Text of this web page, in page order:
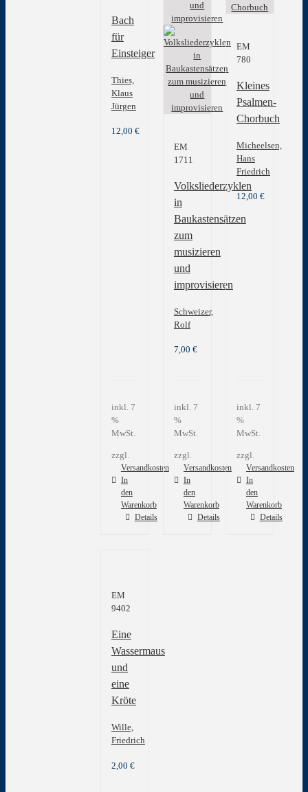
Bach
für
Einsteiger
Thies,
Klaus
Jürgen
12,00 €
inkl. 7
%
MwSt.
zzgl.
Versandkosten
In
den
Warenkorb
Details
EM
1711
Volksliederzyklen
in
Baukastensätzen
zum
musizieren
und
improvisieren
Schweizer,
Rolf
7,00 €
inkl. 7
%
MwSt.
zzgl.
Versandkosten
In
den
Warenkorb
Details
EM
780
Kleines
Psalmen-
Chorbuch
Micheelsen,
Hans
Friedrich
12,00 €
inkl. 7
%
MwSt.
zzgl.
Versandkosten
In
den
Warenkorb
Details
EM
9402
Eine
Wassermaus
und
eine
Kröte
Wille,
Friedrich
2,00 €